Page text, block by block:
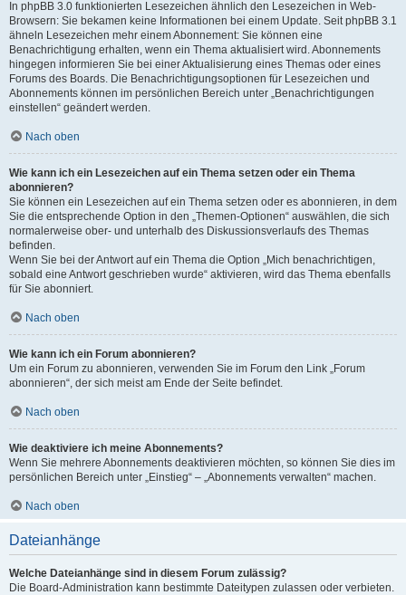
In phpBB 3.0 funktionierten Lesezeichen ähnlich den Lesezeichen in Web-
Browsern: Sie bekamen keine Informationen bei einem Update. Seit phpBB 3.1
ähneln Lesezeichen mehr einem Abonnement: Sie können eine
Benachrichtigung erhalten, wenn ein Thema aktualisiert wird. Abonnements
hingegen informieren Sie bei einer Aktualisierung eines Themas oder eines
Forums des Boards. Die Benachrichtigungsoptionen für Lesezeichen und
Abonnements können im persönlichen Bereich unter „Benachrichtigungen
einstellen“ geändert werden.
Nach oben
Wie kann ich ein Lesezeichen auf ein Thema setzen oder ein Thema
abonnieren?
Sie können ein Lesezeichen auf ein Thema setzen oder es abonnieren, in dem
Sie die entsprechende Option in den „Themen-Optionen“ auswählen, die sich
normalerweise ober- und unterhalb des Diskussionsverlaufs des Themas
befinden.
Wenn Sie bei der Antwort auf ein Thema die Option „Mich benachrichtigen,
sobald eine Antwort geschrieben wurde“ aktivieren, wird das Thema ebenfalls
für Sie abonniert.
Nach oben
Wie kann ich ein Forum abonnieren?
Um ein Forum zu abonnieren, verwenden Sie im Forum den Link „Forum
abonnieren“, der sich meist am Ende der Seite befindet.
Nach oben
Wie deaktiviere ich meine Abonnements?
Wenn Sie mehrere Abonnements deaktivieren möchten, so können Sie dies im
persönlichen Bereich unter „Einstieg“ – „Abonnements verwalten“ machen.
Nach oben
Dateianhänge
Welche Dateianhänge sind in diesem Forum zulässig?
Die Board-Administration kann bestimmte Dateitypen zulassen oder verbieten.